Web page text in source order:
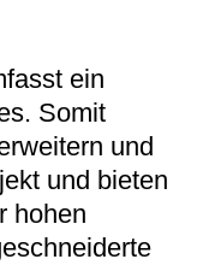
ein
Somit
und
und bieten
hohen